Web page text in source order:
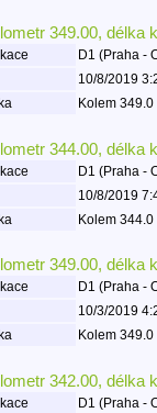
349.00, délka
D1 (Praha -
10/8/2019
Kolem
344.00, délka
D1 (Praha -
10/8/2019
Kolem
349.00, délka
D1 (Praha -
10/3/2019
Kolem
342.00, délka
D1 (Praha -